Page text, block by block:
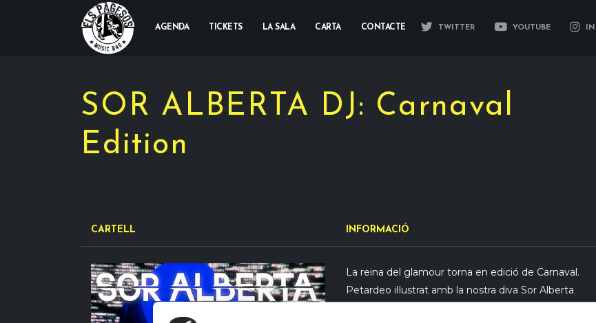
AGENDA TICKETS LA SALA CARTA CONTACTE TWITTER YOUTUBE
SOR ALBERTA DJ: Carnaval
Edition
CARTELL INFORMACIÓ
La reina del glamour torna en edició de Carnaval.
Petardeo il·lustrat amb la nostra diva Sor Alberta